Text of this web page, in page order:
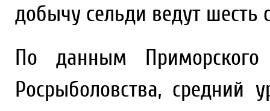
добычу сельди ведут шесть
По данным Приморского
Росрыболовства, средний